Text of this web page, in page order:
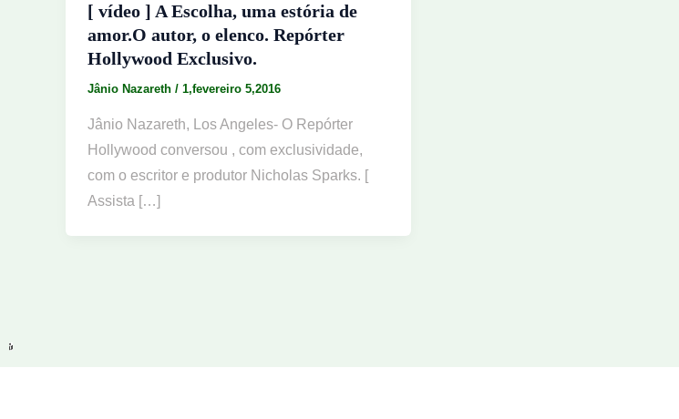
[ vídeo ] A Escolha, uma estória de
amor.O autor, o elenco. Repórter
Hollywood Exclusivo.
Jânio Nazareth / 1,fevereiro 5,2016
Jânio Nazareth, Los Angeles- O Repórter
Hollywood conversou , com exclusividade,
com o escritor e produtor Nicholas Sparks. [
Assista […]